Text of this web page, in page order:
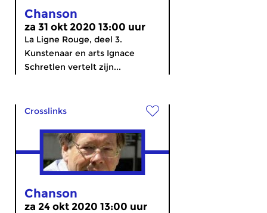
Chanson
za 31 okt 2020 13:00 uur
La Ligne Rouge, deel 3.
Kunstenaar en arts Ignace
Schretlen vertelt zijn...
Crosslinks
Chanson
za 24 okt 2020 13:00 uur